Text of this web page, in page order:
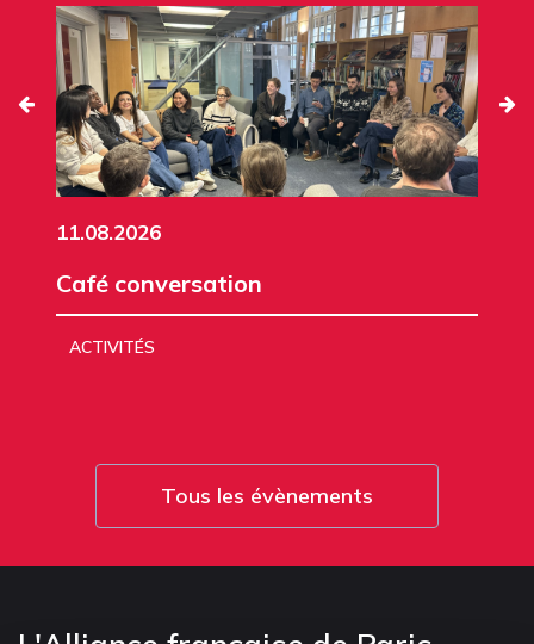
11.08.2026
Café conversation
ACTIVITÉS
Tous les évènements